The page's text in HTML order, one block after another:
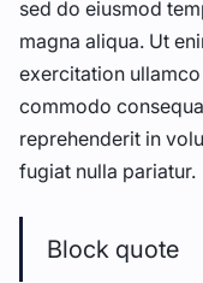
sed do eiusmod
magna aliqua. Ut
exercitation
commodo
reprehenderit in
fugiat nulla pariatur.
Block quote